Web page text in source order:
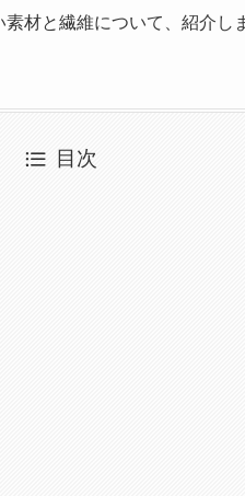
材と繊維について、紹介し
目次